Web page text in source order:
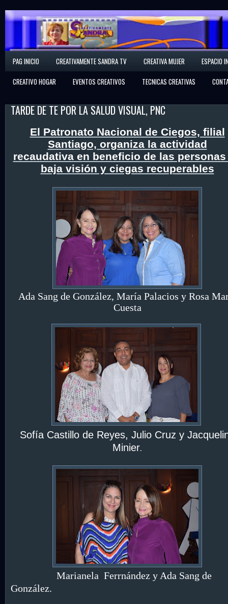
Creativamente Sandra
PAG INICIO CREATIVAMENTE SANDRA TV CREATIVA MUJER
ESPACIO
CREATIVO HOGAR
EVENTOS CREATIVOS TECNICAS CREATIVAS
TARDE DE TE POR LA SALUD VISUAL, PNC
El Patronato Nacional de Ciegos, filial
Santiago, organiza la actividad
recaudativa en beneficio de las personas
baja visión y ciegas recuperables
Ada Sang de González, María Palacios y Rosa
Cuesta
Sofía Castillo de Reyes, Julio Cruz y
Minier.
Marianela Ferrnández y Ada Sang de
González.